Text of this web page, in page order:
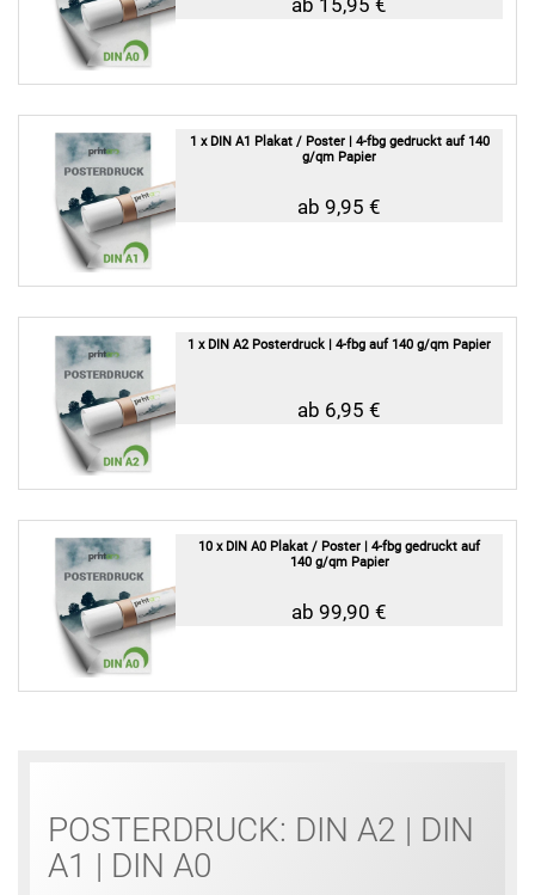
ab 15,95 €
1 x DIN A1 Plakat / Poster | 4-fbg gedruckt auf 140
g/qm Papier
ab 9,95 €
1 x DIN A2 Posterdruck | 4-fbg auf 140 g/qm Papier
ab 6,95 €
10 x DIN A0 Plakat / Poster | 4-fbg gedruckt auf
140 g/qm Papier
ab 99,90 €
POSTERDRUCK: DIN A2 | DIN
A1 | DIN A0